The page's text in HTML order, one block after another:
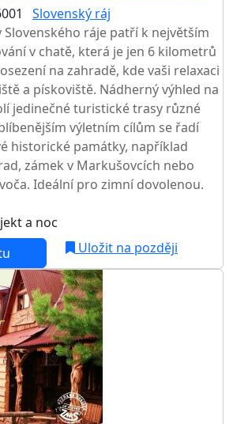
Slovenský ráj
ráje patří k největším
v chatě, která je jen 6 kilometrů
na zahradě, kde vaši relaxaci
a pískoviště. Nádherný výhled na
jedinečné turistické trasy různé
výletním cílům se řadí
historické památky, například
zámek v Markušovcích nebo
Ideální pro zimní dovolenou.
a noc
Uložit na později